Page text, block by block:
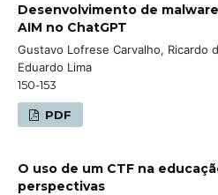
Desenvolvimento de
AIM no ChatGPT
Gustavo Lofrese Carvalho, Ricardo
Eduardo Lima
150-153
PDF
O uso de um CTF na
perspectivas